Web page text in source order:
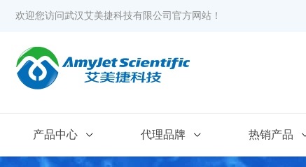
欢迎您访问武汉艾美捷科技有限公司官方网站！
产品中心 代理品牌 热销产品